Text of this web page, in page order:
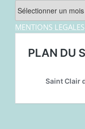
Archives
MENTIONS LEGALES